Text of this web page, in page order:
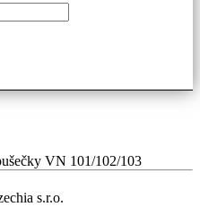
s.r.o.